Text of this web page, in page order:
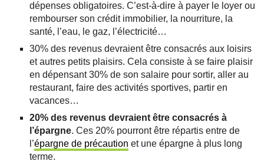
dépenses obligatoires. C’est-à-dire à payer le loyer ou
rembourser son crédit immobilier, la nourriture, la
santé, l’eau, le gaz, l’électricité…
30% des revenus devraient être consacrés aux loisirs
et autres petits plaisirs. Cela consiste à se faire plaisir
en dépensant 30% de son salaire pour sortir, aller au
restaurant, faire des activités sportives, partir en
vacances…
20% des revenus devraient être consacrés à
l’épargne. Ces 20% pourront être répartis entre de
l’épargne de précaution et une épargne à plus long
terme.